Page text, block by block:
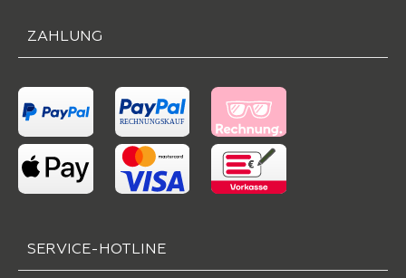
ZAHLUNG
SERVICE-HOTLINE